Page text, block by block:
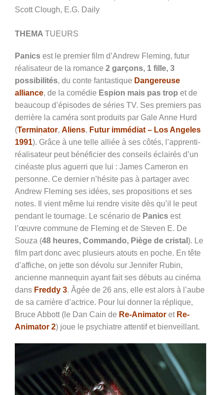
Scott Clough, E.G. Daily
THEMA TUEURS
Panics est le premier film d’Andrew Fleming, futur
réalisateur de la romance 2 garçons, 1 fille, 3
possibilités, du conte fantastique Dangereuse
alliance, de la comédie Espion mais pas trop et de
beaucoup d’épisodes de séries TV. Ses premiers pas
derrière la caméra sont produits par Gale Anne Hurd
(Terminator, Aliens, Futur immédiat – Los Angeles
1991). Grâce à une telle alliée à ses côtés, l’apprenti-
réalisateur peut bénéficier des conseils éclairés d’un
cinéaste plus aguerri que lui : James Cameron en
personne. Ce dernier n’hésite pas à partager avec
Andrew Fleming ses idées, ses propositions et ses
notes. Il vient même lui rendre visite dès qu’il le peut
pendant le tournage. Le scénario de Panics est
l’œuvre commune de Fleming et de Steven E. De
Souza (48 heures, Commando, Piège de cristal ). Le
film part donc avec plusieurs atouts en poche. En tête
d’affiche, on jette son dévolu sur Jennifer Rubin,
ancienne mannequin ayant fait ses débuts au cinéma
dans Freddy 3. Âgée de 26 ans, elle est alors à l’aube
de sa carrière d’actrice. Pour lui donner la réplique,
Bruce Abbott (le Dan Cain de Re-Animator et Re-
Animator 2) joue le psychiatre attentif et bienveillant.